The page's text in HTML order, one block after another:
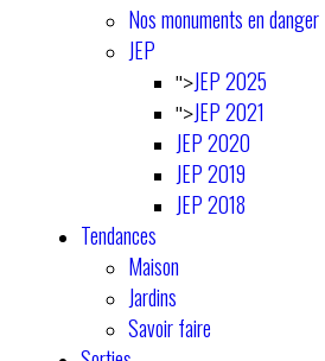
Nos monuments en danger
JEP
">JEP 2025
">JEP 2021
JEP 2020
JEP 2019
JEP 2018
Tendances
Maison
Jardins
Savoir faire